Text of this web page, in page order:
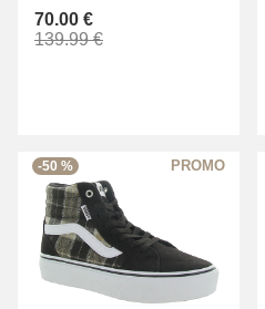
70.00 €
139.99 €
-50 %